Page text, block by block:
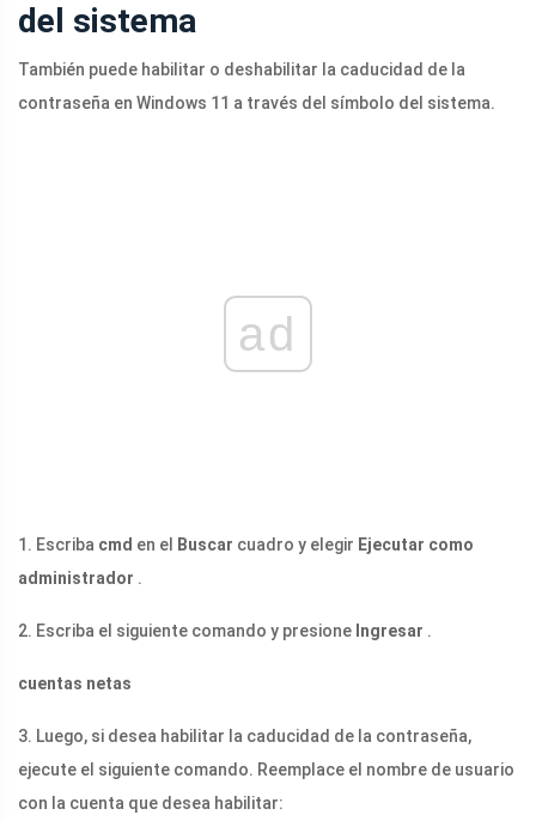
del sistema
También puede habilitar o deshabilitar la caducidad de la
contraseña en Windows 11 a través del símbolo del sistema.
ad
1. Escriba cmd en el Buscar cuadro y elegir Ejecutar como
administrador .
2. Escriba el siguiente comando y presione Ingresar .
cuentas netas
3. Luego, si desea habilitar la caducidad de la contraseña,
ejecute el siguiente comando. Reemplace el nombre de usuario
con la cuenta que desea habilitar: